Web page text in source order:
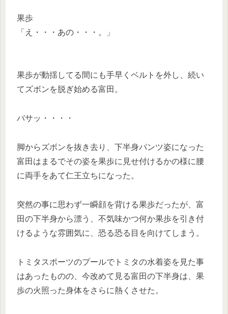
果歩
「え・・・あの・・・。」
果歩が動揺してる間にも手早くベルトを外し、続い
てズボンを脱ぎ始める富田。
バサッ・・・・
脚からズボンを抜き去り、下半身パンツ姿になった
富田はまるでその姿を果歩に見せ付けるかの様に腰
に両手をあて仁王立ちになった。
突然の事に思わず一瞬顔を背ける果歩だったが、富
田の下半身から漂う、不気味かつ何か果歩を引き付
けるような雰囲気に、恐る恐る目を向けてしまう。
トミタスポーツのプールでトミタの水着姿を見た事
はあったものの、今改めて見る富田の下半身は、果
歩の火照った身体をさらに熱くさせた。